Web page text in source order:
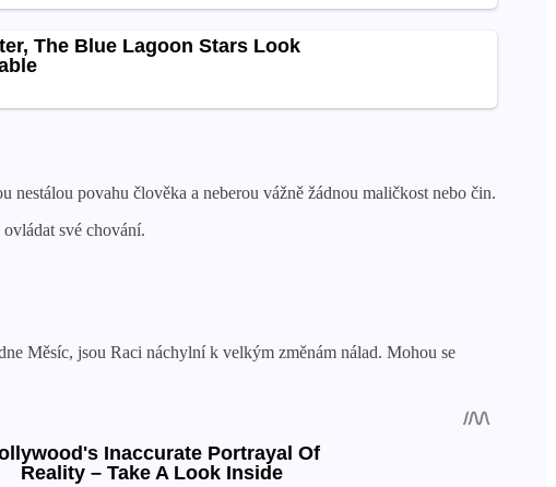
povahu člověka a neberou vážně žádnou maličkost nebo čin.
své chování.
Měsíc, jsou Raci náchylní k velkým změnám nálad. Mohou se